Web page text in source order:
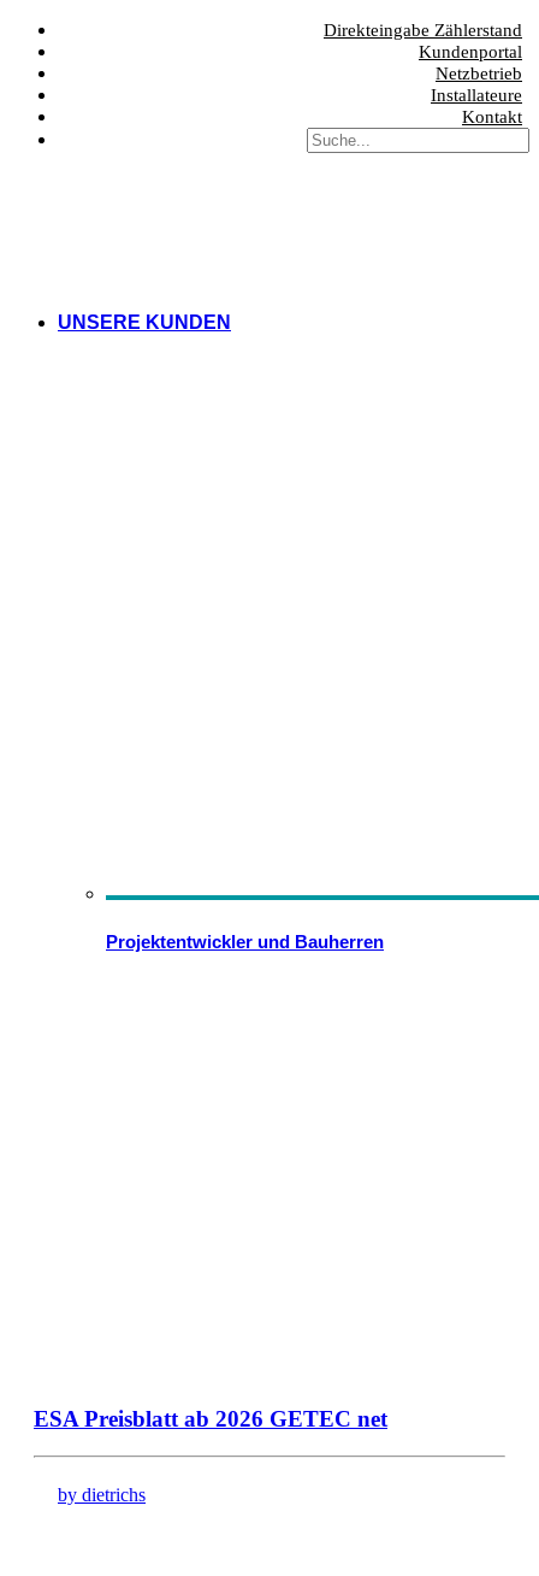
Direkteingabe Zählerstand
Kundenportal
Netzbetrieb
Installateure
Kontakt
UNSERE KUNDEN
Projektentwickler und Bauherren
ESA Preisblatt ab 2026 GETEC net
by dietrichs